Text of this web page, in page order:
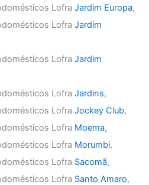
LofraJardim Europa,
LofraJardim
LofraJardim
LofraJardins,
LofraJockey Club,
Lofra Moema,
Lofra Morumbi,
Lofra Sacomã,
Lofra Santo Amaro,